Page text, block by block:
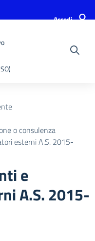
Accedi
o consulenza
esterni A.S. 2015-
e
A.S. 2015-